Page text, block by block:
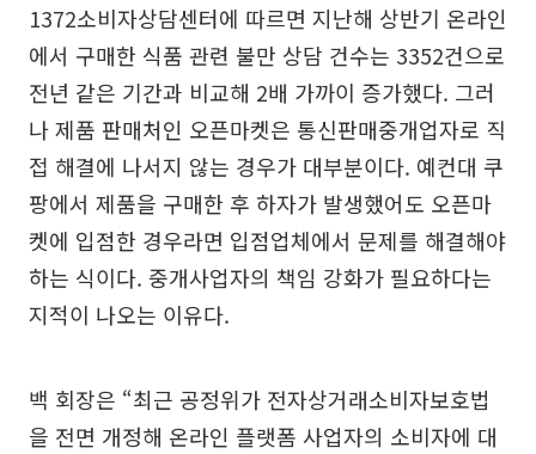
1372소비자상담센터에 따르면 지난해 상반기 온라인
에서 구매한 식품 관련 불만 상담 건수는 3352건으로
전년 같은 기간과 비교해 2배 가까이 증가했다. 그러
나 제품 판매처인 오픈마켓은 통신판매중개업자로 직
접 해결에 나서지 않는 경우가 대부분이다. 예컨대 쿠
팡에서 제품을 구매한 후 하자가 발생했어도 오픈마
켓에 입점한 경우라면 입점업체에서 문제를 해결해야
하는 식이다. 중개사업자의 책임 강화가 필요하다는
지적이 나오는 이유다.
백 회장은 “최근 공정위가 전자상거래소비자보호법
을 전면 개정해 온라인 플랫폼 사업자의 소비자에 대